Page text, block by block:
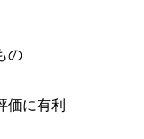
の
価に有利